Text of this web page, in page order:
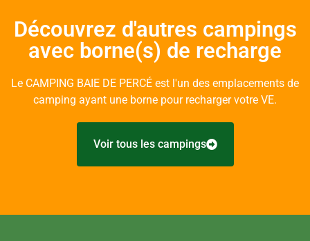
Découvrez d'autres campings
avec borne(s) de recharge
Le CAMPING BAIE DE PERCÉ est l'un des emplacements de
camping ayant une borne pour recharger votre VE.
Voir tous les campings